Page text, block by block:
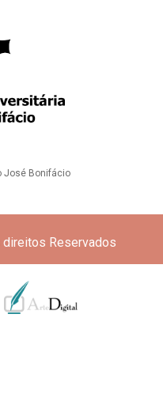
José Bonifácio
direitos Reservados